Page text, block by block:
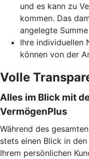
und es kann zu
kommen. Das
angelegte
Ihre individuellen
können von der
Volle
Alles im Blick mit
VermögenPlus
Während des
stets einen Blick in
Ihrem persönlichen